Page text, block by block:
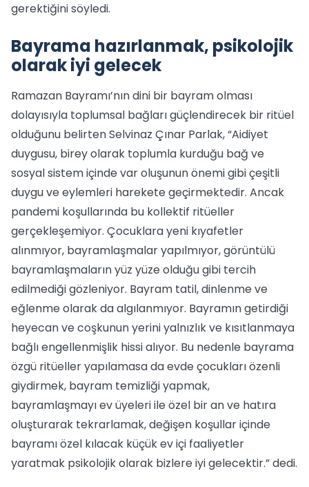
gerektiğini söyledi.
Bayrama hazırlanmak, psikolojik
olarak iyi gelecek
Ramazan Bayramı’nın dini bir bayram olması
dolayısıyla toplumsal bağları güçlendirecek bir ritüel
olduğunu belirten Selvinaz Çınar Parlak, “Aidiyet
duygusu, birey olarak toplumla kurduğu bağ ve
sosyal sistem içinde var oluşunun önemi gibi çeşitli
duygu ve eylemleri harekete geçirmektedir. Ancak
pandemi koşullarında bu kollektif ritüeller
gerçekleşemiyor. Çocuklara yeni kıyafetler
alınmıyor, bayramlaşmalar yapılmıyor, görüntülü
bayramlaşmaların yüz yüze olduğu gibi tercih
edilmediği gözleniyor. Bayram tatil, dinlenme ve
eğlenme olarak da algılanmıyor. Bayramın getirdiği
heyecan ve coşkunun yerini yalnızlık ve kısıtlanmaya
bağlı engellenmişlik hissi alıyor. Bu nedenle bayrama
özgü ritüeller yapılamasa da evde çocukları özenli
giydirmek, bayram temizliği yapmak,
bayramlaşmayı ev üyeleri ile özel bir an ve hatıra
oluşturarak tekrarlamak, değişen koşullar içinde
bayramı özel kılacak küçük ev içi faaliyetler
yaratmak psikolojik olarak bizlere iyi gelecektir.” dedi.